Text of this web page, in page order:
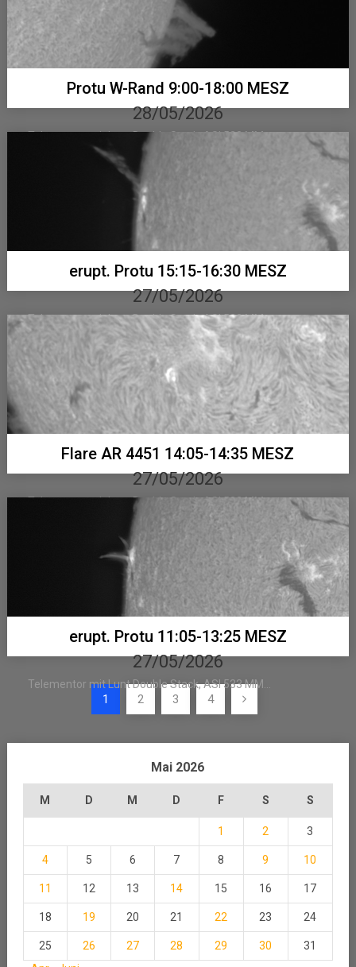
Protu W-Rand 9:00-18:00 MESZ
28/05/2026
Telementor mit Lunt Double Stack, ASI 533 MM...
erupt. Protu 15:15-16:30 MESZ
27/05/2026
Telementor mit Lunt Double Stack, ASI 533 MM...
Flare AR 4451 14:05-14:35 MESZ
27/05/2026
Telementor mit Lunt Double Stack, ASI 533 MM...
erupt. Protu 11:05-13:25 MESZ
27/05/2026
Telementor mit Lunt Double Stack, ASI 533 MM...
Seitennummerierung
1 2 3 4
Mai 2026
M D M D F S S
1 2 3
4 5 6 7 8 9 10
11 12 13 14 15 16 17
18 19 20 21 22 23 24
25 26 27 28 29 30
31